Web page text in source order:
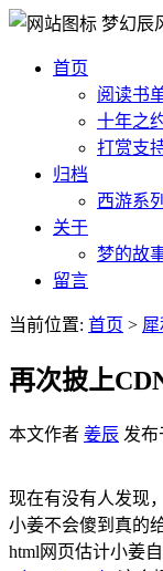
梦幻辰
首页
阅读书
十年之
打赏支
归档
西游系列
关于
梦的故
留言
当前位置: 首页 >
再次披上
本文作者 姜辰 发布
现在有没有人发现
小姜不会傻到真的
html网页估计小姜